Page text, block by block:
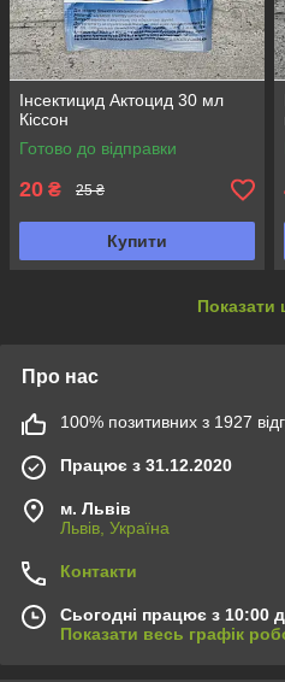
Інсектицид Актоцид 30 мл
Кіссон
Готово до відправки
20 ₴ 25 ₴
Купити
Показати
Про нас
100% позитивних з 1927
Працює з 31.12.2020
м. Львів
Львів, Україна
Контакти
Сьогодні працює з 10:00
Показати весь графік